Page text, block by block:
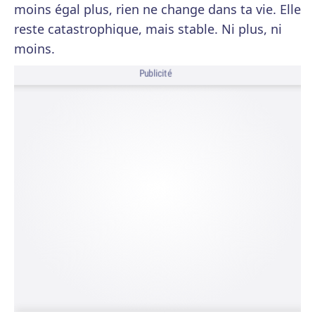
moins égal plus, rien ne change dans ta vie. Elle
reste catastrophique, mais stable. Ni plus, ni
moins.
Publicité